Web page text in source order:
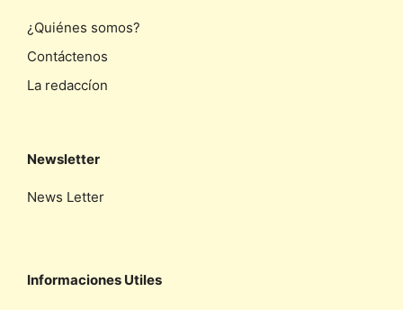
¿Quiénes somos?
Contáctenos
La redaccíon
Newsletter
News Letter
Informaciones Utiles